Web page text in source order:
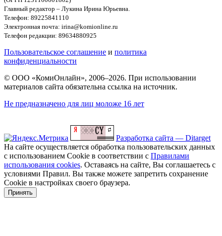
Главный редактор – Лукина Ирина Юрьевна.
Телефон: 89225841110
Электронная почта: irina@komionline.ru
Телефон редакции: 89634880925
Пользовательское соглашение и политика
конфиденциальности
© ООО «КомиОнлайн», 2006–2026. При использовании
материалов сайта обязательна ссылка на источник.
Не предназначено для лиц моложе 16 лет
Разработка сайта — Ditarget
На сайте осуществляется обработка пользовательских данных
с использованием Cookie в соответствии с Правилами
использования cookies. Оставаясь на сайте, Вы соглашаетесь с
условиями Правил. Вы также можете запретить сохранение
Cookie в настройках своего браузера.
Принять